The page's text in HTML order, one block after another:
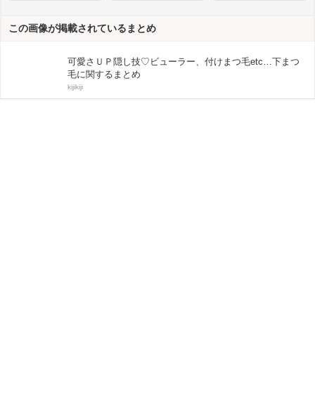
この画像が掲載されているまとめ
可愛さＵＰ隠し技♡ビューラー、付けまつ毛etc…下まつ
毛に関するまとめ
kijikiji